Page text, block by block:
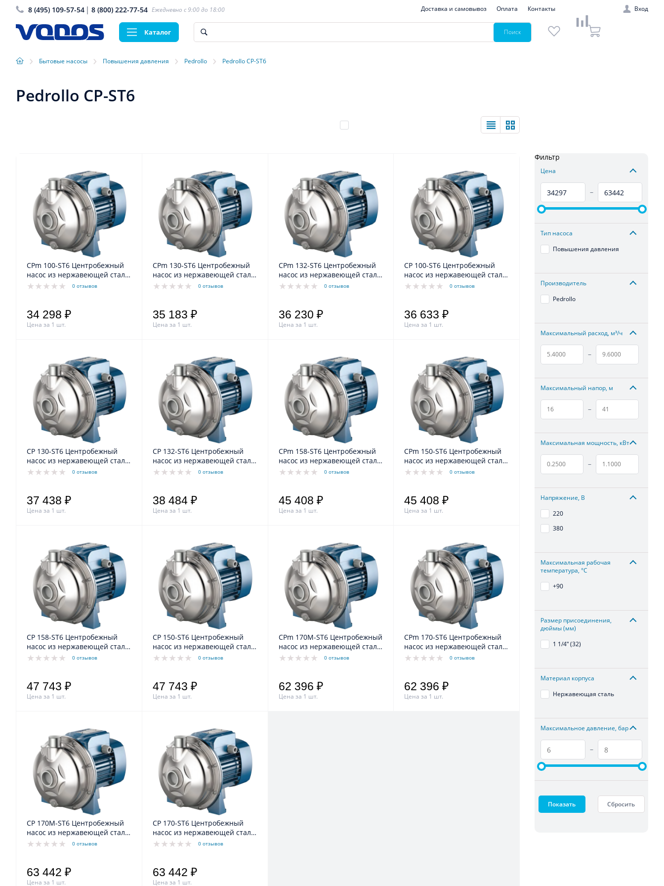
8 (495) 109-57-54 8 (800) 222-77-54 Ежедневно с 9:00 до 18:00 Доставка и самовывоз Оплата Контакты Вход
Каталог Поиск
› Бытовые насосы › Повышения давления › Pedrollo › Pedrollo CP-ST6
Pedrollo CP-ST6
CPm 100-ST6 Центробежный
насос из нержавеющей стали
AISI 316L
0 отзывов
34 298 ₽
Цена за 1 шт.
CPm 130-ST6 Центробежный
насос из нержавеющей стали
AISI 316L
0 отзывов
35 183 ₽
Цена за 1 шт.
CPm 132-ST6 Центробежный
насос из нержавеющей стали
AISI 316L
0 отзывов
36 230 ₽
Цена за 1 шт.
CP 100-ST6 Центробежный
насос из нержавеющей стали
AISI 316L
0 отзывов
36 633 ₽
Цена за 1 шт.
CP 130-ST6 Центробежный
насос из нержавеющей стали
AISI 316L
0 отзывов
37 438 ₽
Цена за 1 шт.
CP 132-ST6 Центробежный
насос из нержавеющей стали
AISI 316L
0 отзывов
38 484 ₽
Цена за 1 шт.
CPm 158-ST6 Центробежный
насос из нержавеющей стали
AISI 316L
0 отзывов
45 408 ₽
Цена за 1 шт.
CPm 150-ST6 Центробежный
насос из нержавеющей стали
AISI 316L
0 отзывов
45 408 ₽
Цена за 1 шт.
CP 158-ST6 Центробежный
насос из нержавеющей стали
AISI 316L
0 отзывов
47 743 ₽
Цена за 1 шт.
CP 150-ST6 Центробежный
насос из нержавеющей стали
AISI 316L
0 отзывов
47 743 ₽
Цена за 1 шт.
CPm 170M-ST6 Центробежный
насос из нержавеющей стали
AISI 316L
0 отзывов
62 396 ₽
Цена за 1 шт.
CPm 170-ST6 Центробежный
насос из нержавеющей стали
AISI 316L
0 отзывов
62 396 ₽
Цена за 1 шт.
CP 170M-ST6 Центробежный
насос из нержавеющей стали
AISI 316L
0 отзывов
63 442 ₽
Цена за 1 шт.
CP 170-ST6 Центробежный
насос из нержавеющей стали
AISI 316L
0 отзывов
63 442 ₽
Цена за 1 шт.
Фильтр
Цена
–
Тип насоса
Повышения давления
Производитель
Pedrollo
Максимальный расход, м³/ч
–
Максимальный напор, м
–
Максимальная мощность, кВт
–
Напряжение, В
220
380
Максимальная рабочая
температура, °С
+90
Размер присоединения,
дюймы (мм)
1 1/4ʺ (32)
Материал корпуса
Нержавеющая сталь
Максимальное давление, бар
–
Показать Сбросить